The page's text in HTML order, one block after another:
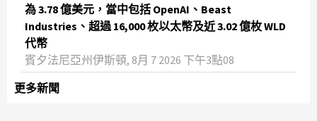
為 3.78 億美元，當中包括 OpenAI、Beast
Industries、超過 16,000 枚以太幣及近 3.02 億枚 WLD
代幣
賓夕法尼亞州伊斯頓, 8月 7 2026 下午3點08
更多新聞